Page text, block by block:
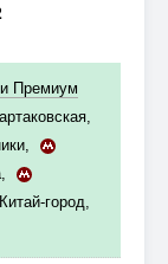
Премиум
,
,
Китай-город,